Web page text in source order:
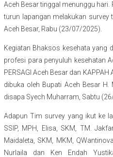
Aceh Besar tinggal menunggu
turun lapangan melakukan survey
Aceh Besar, Rabu (23/07/2025).
Kegiatan Bhaksos kesehata yang
profesi para penyuluh kesehatan
PERSAGI Aceh Besar dan
dibuka oleh Bupati Aceh Besar
disapa Syech Muharram, Sabtu
Adapun Tim survey yang ikut ke
SSIP, MPH, Elisa, SKM, TM.
Maidaleta, SKM, MKM,
Nurlaila dan Ken Endah